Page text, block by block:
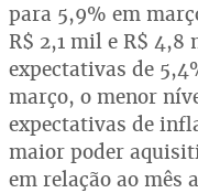
para 5,9% em
R$ 2,1 mil e R$
expectativas de
março, o menor
expectativas de
maior poder
em relação ao mês